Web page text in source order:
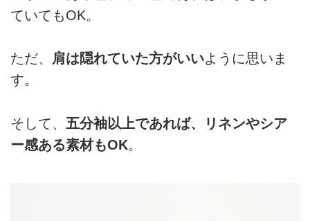
ていてもOK。
ただ、 肩は隠れていた方がいいように思いま
す。
そして、 五分袖以上であれば、リネンやシア
ー感ある素材もOK。